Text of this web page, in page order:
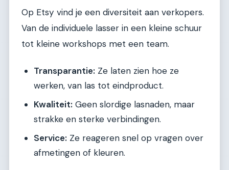
Op Etsy vind je een diversiteit aan verkopers.
Van de individuele lasser in een kleine schuur
tot kleine workshops met een team.
Transparantie: Ze laten zien hoe ze
werken, van las tot eindproduct.
Kwaliteit: Geen slordige lasnaden, maar
strakke en sterke verbindingen.
Service: Ze reageren snel op vragen over
afmetingen of kleuren.